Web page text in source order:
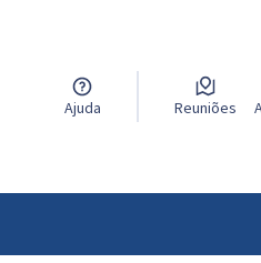
Ajuda Reuniões